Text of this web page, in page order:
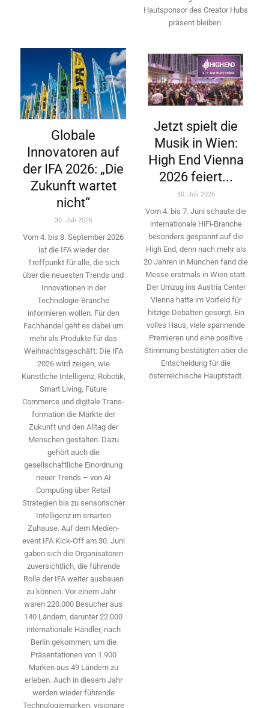
Hautsponsor des Creator Hubs
präsent bleiben.
Globale
Innovatoren auf
der IFA 2026: „Die
Zukunft wartet
nicht“
30. Juli 2026
Vom 4. bis 8. September 2026
ist die IFA wieder der
Treffpunkt für alle, die sich
über die neuesten Trends und
Innovationen in der
Technologie-­Branche
informieren wollen. Für den
Fachhandel geht es dabei um
mehr als Produkte für das
Weihnachtsgeschäft: Die IFA
2026 wird ­zeigen, wie
Künstliche Intelligenz, Robotik,
Smart Living, Future
Commerce und digitale Trans­
formation die Märkte der
Zukunft und den Alltag der
Menschen gestalten. Dazu
gehört auch die
gesellschaftliche Einordnung
neuer Trends – von AI
Computing über Retail
Strategien bis zu sensorischer
Intelligenz im smarten
Zuhause. Auf dem Medien­
event IFA Kick-Off am 30. Juni
gaben sich die Organisatoren
zuversichtlich, die führende
Rolle der IFA weiter ausbauen
zu können. Vor einem Jahr ­
waren 220.000 Besucher aus
140 ­Ländern, ­darunter 22.000
internationale Händler, nach
Berlin gekommen, um die
Präsen­tationen von 1.900
Marken aus 49 Ländern zu
erleben. Auch in diesem Jahr
werden wieder führende
Technologiemarken, visionäre
Jetzt spielt die
Musik in Wien:
High End Vienna
2026 feiert...
30. Juli 2026
Vom 4. bis 7. Juni schaute die
internationale HiFi-Branche
besonders gespannt auf die
High End, denn nach mehr als
20 Jahren in München fand die
Messe erstmals in Wien statt.
Der Umzug ins Austria Center
Vienna hatte im Vorfeld für
hitzige Debatten gesorgt. Ein
volles Haus, viele spannende
Premieren und eine positive
Stimmung bestätigten aber die
Entscheidung für die
österreichische Hauptstadt.